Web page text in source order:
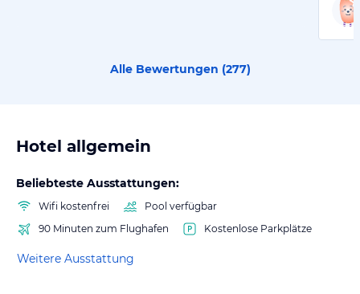
Alle Bewertungen (277)
Hotel allgemein
Beliebteste Ausstattungen:
Wifi kostenfrei
Pool verfügbar
90 Minuten zum Flughafen
Kostenlose Parkplätze
Weitere Ausstattung